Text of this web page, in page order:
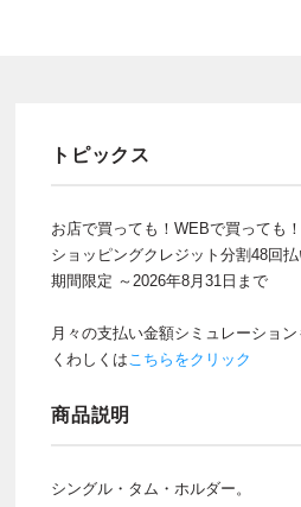
トピックス
お店で買っても！WEBで買っても
ショッピングクレジット分割48回
期間限定 ～2026年8月31日まで
月々の支払い金額シミュレーション
くわしくはこちらをクリック
商品説明
シングル・タム・ホルダー。